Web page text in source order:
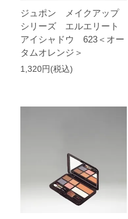
ジュポン メイクアップ
シリーズ エルエリート
アイシャドウ 623＜オー
タムオレンジ＞
1,320円(税込)